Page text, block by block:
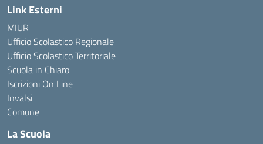
Link Esterni
MIUR
Ufficio Scolastico Regionale
Ufficio Scolastico Territoriale
Scuola in Chiaro
Iscrizioni On Line
Invalsi
Comune
La Scuola